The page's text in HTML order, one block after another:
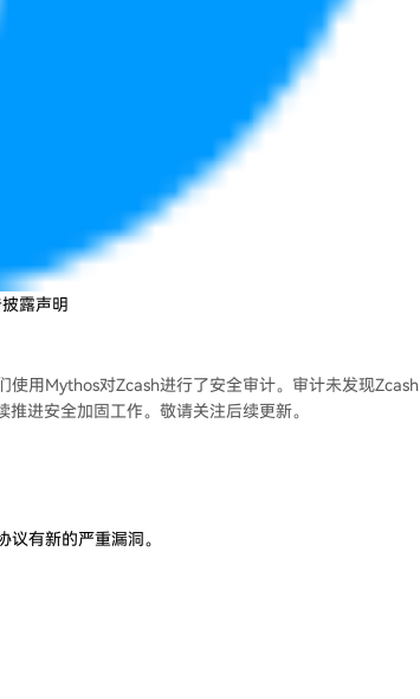
露声明
用Mythos对Zcash进行了安全审计。审计未发现Zcash
进安全加固工作。敬请关注后续更新。
有新的严重漏洞。